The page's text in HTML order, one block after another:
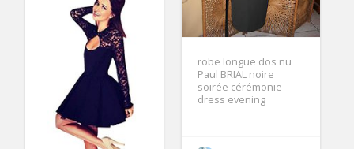
robe longue dos nu
Paul BRIAL noire
soirée cérémonie
dress evening